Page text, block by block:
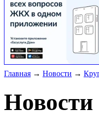
Главная → Новости →